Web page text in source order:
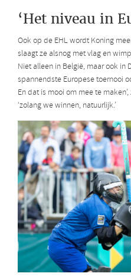
‘Het niveau in
Ook op de EHL wordt Koning
slaagt ze alsnog met vlag en
Niet alleen in België, maar ook in
spannendste Europese toernooi
En dat is mooi om mee te
‘zolang we winnen, natuurlijk.’